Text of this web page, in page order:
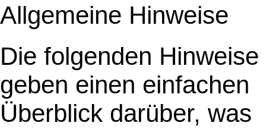
Allgemeine Hinweise
Die folgenden Hinweise
geben einen einfachen
Überblick darüber, was